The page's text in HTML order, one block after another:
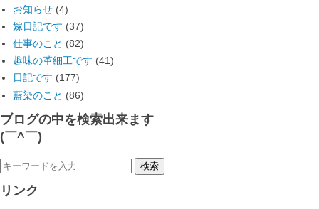
お知らせ (4)
嫁日記です (37)
仕事のこと (82)
趣味の革細工です (41)
日記です (177)
藍染のこと (86)
ブログの中を検索出来ます
(￣^￣)ゞ
リンク